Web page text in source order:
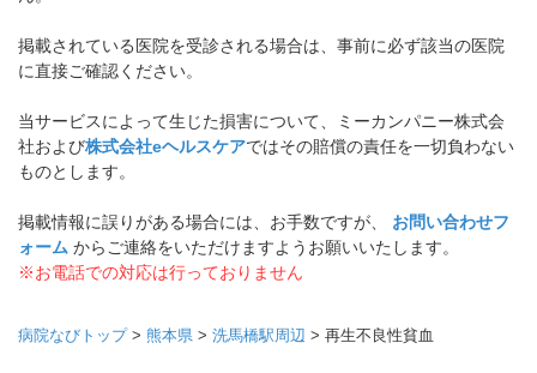
掲載されている医院を受診される場合は、事前に必ず該当の医院
に直接ご確認ください。
当サービスによって生じた損害について、ミーカンパニー株式会
社および株式会社eヘルスケアではその賠償の責任を一切負わない
ものとします。
掲載情報に誤りがある場合には、お手数ですが、 お問い合わせフ
ォーム からご連絡をいただけますようお願いいたします。
※お電話での対応は行っておりません
病院なびトップ> 熊本県 > 洗馬橋駅周辺 > 再生不良性貧血